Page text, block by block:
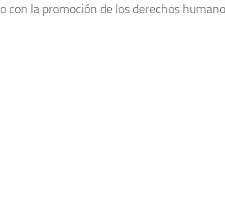
la promoción de los derechos